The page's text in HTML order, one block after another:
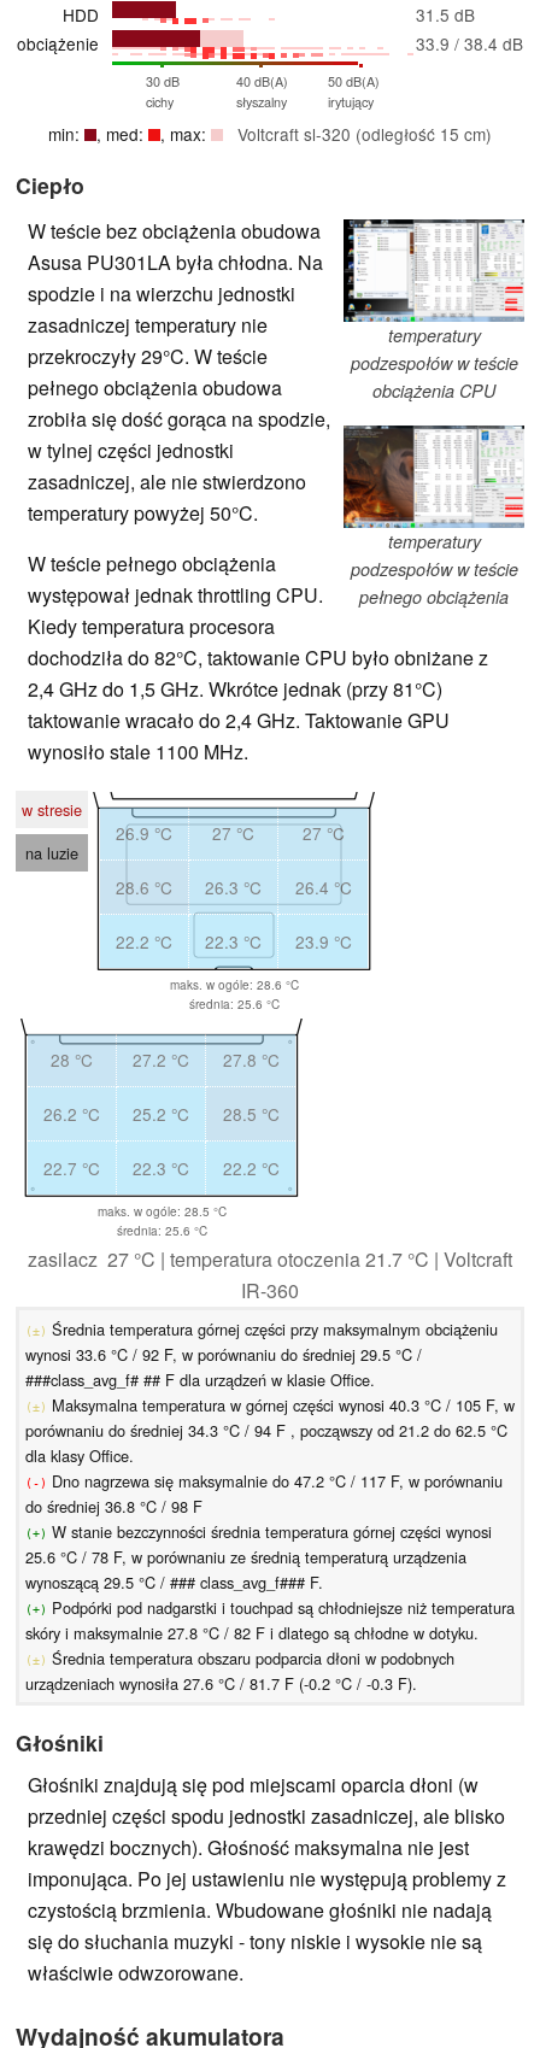
HDD
31.5 dB
obciążenie
33.9 / 38.4 dB
30 dB
cichy
40 dB(A)
słyszalny
50 dB(A)
irytujący
min: , med: , max: Voltcraft sl-320 (odległość 15 cm)
Ciepło
temperatury
podzespołów w teście
obciążenia CPU
temperatury
podzespołów w teście
pełnego obciążenia
W teście bez obciążenia obudowa
Asusa PU301LA była chłodna. Na
spodzie i na wierzchu jednostki
zasadniczej temperatury nie
przekroczyły 29°C. W teście
pełnego obciążenia obudowa
zrobiła się dość gorąca na spodzie,
w tylnej części jednostki
zasadniczej, ale nie stwierdzono
temperatury powyżej 50°C.
W teście pełnego obciążenia
występował jednak throttling CPU.
Kiedy temperatura procesora
dochodziła do 82°C, taktowanie CPU było obniżane z
2,4 GHz do 1,5 GHz. Wkrótce jednak (przy 81°C)
taktowanie wracało do 2,4 GHz. Taktowanie GPU
wynosiło stale 1100 MHz.
w stresie
na luzie
26.9 °C 27 °C 27 °C
28.6 °C 26.3 °C 26.4 °C
22.2 °C 22.3 °C 23.9 °C
maks. w ogóle: 28.6 °C
średnia: 25.6 °C
28 °C 27.2 °C 27.8 °C
26.2 °C 25.2 °C 28.5 °C
22.7 °C 22.3 °C 22.2 °C
maks. w ogóle: 28.5 °C
średnia: 25.6 °C
zasilacz 27 °C | temperatura otoczenia 21.7 °C | Voltcraft
IR-360
(±) Średnia temperatura górnej części przy maksymalnym obciążeniu
wynosi 33.6 °C / 92 F, w porównaniu do średniej 29.5 °C /
###class_avg_f# ## F dla urządzeń w klasie Office.
(±) Maksymalna temperatura w górnej części wynosi 40.3 °C / 105 F, w
porównaniu do średniej 34.3 °C / 94 F , począwszy od 21.2 do 62.5 °C
dla klasy Office.
(-) Dno nagrzewa się maksymalnie do 47.2 °C / 117 F, w porównaniu
do średniej 36.8 °C / 98 F
(+) W stanie bezczynności średnia temperatura górnej części wynosi
25.6 °C / 78 F, w porównaniu ze średnią temperaturą urządzenia
wynoszącą 29.5 °C / ### class_avg_f### F.
(+) Podpórki pod nadgarstki i touchpad są chłodniejsze niż temperatura
skóry i maksymalnie 27.8 °C / 82 F i dlatego są chłodne w dotyku.
(±) Średnia temperatura obszaru podparcia dłoni w podobnych
urządzeniach wynosiła 27.6 °C / 81.7 F (-0.2 °C / -0.3 F).
Głośniki
Głośniki znajdują się pod miejscami oparcia dłoni (w
przedniej części spodu jednostki zasadniczej, ale blisko
krawędzi bocznych). Głośność maksymalna nie jest
imponująca. Po jej ustawieniu nie występują problemy z
czystością brzmienia. Wbudowane głośniki nie nadają
się do słuchania muzyki - tony niskie i wysokie nie są
właściwie odwzorowane.
Wydajność akumulatora